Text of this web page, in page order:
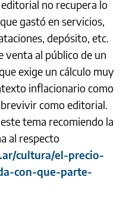
no recupera lo
gastó en servicios,
depósito, etc.
venta al público de un
exige un cálculo muy
inflacionario como
como editorial.
tema recomiendo la
al respecto
cultura/el-precio-
con-que-parte-